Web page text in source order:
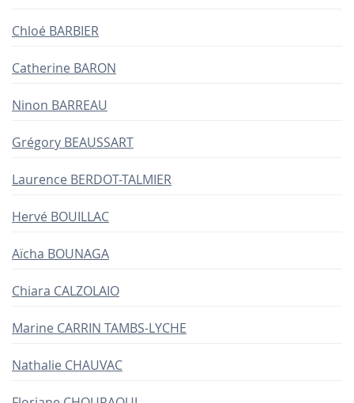
Chloé BARBIER
Catherine BARON
Ninon BARREAU
Grégory BEAUSSART
Laurence BERDOT-TALMIER
Hervé BOUILLAC
Aïcha BOUNAGA
Chiara CALZOLAIO
Marine CARRIN TAMBS-LYCHE
Nathalie CHAUVAC